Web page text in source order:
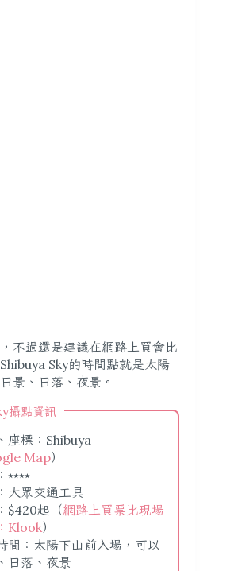
不過還是建議在網路上買會比
Sky的時間點就是太陽
景、日落、夜景。
攝點資訊
座標：Shibuya
Map）
⭑⭑⭑⭑
大眾交通工具
$420起（網路上買票比現場
Klook）
間：太陽下山前入場，可以
日落、夜景